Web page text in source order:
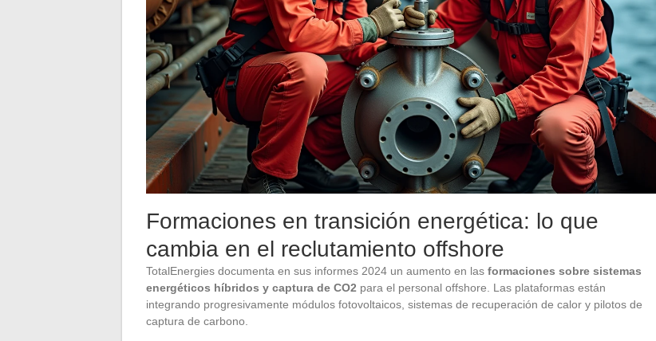
Formaciones en transición energética: lo que
cambia en el reclutamiento offshore
TotalEnergies documenta en sus informes 2024 un aumento en las formaciones sobre sistemas
energéticos híbridos y captura de CO2 para el personal offshore. Las plataformas están
integrando progresivamente módulos fotovoltaicos, sistemas de recuperación de calor y pilotos de
captura de carbono.